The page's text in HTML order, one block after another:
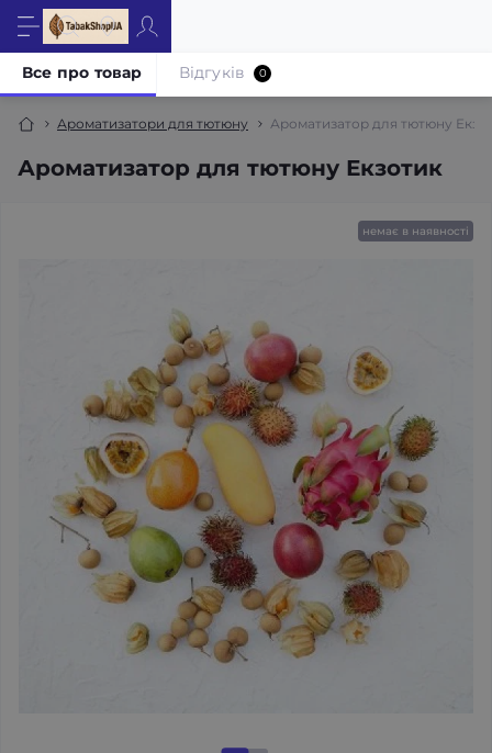
Ароматизатори для тютюну Ароматизатор для тютюну
Ароматизатор для тютюну Екзотик
Все про товар Відгуків 0
немає в наявності